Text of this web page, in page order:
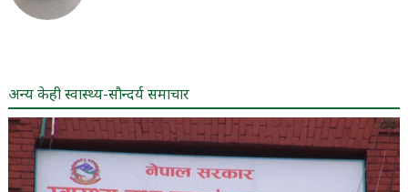
अन्य केही स्वास्थ्य-सौन्दर्य समाचार